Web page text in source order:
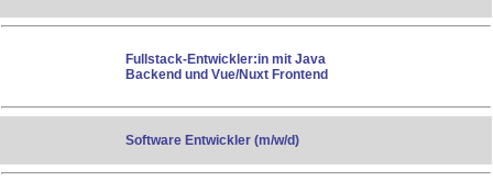
Fullstack-Entwickler:in mit Java
Backend und Vue/Nuxt Frontend
Software Entwickler (m/w/d)